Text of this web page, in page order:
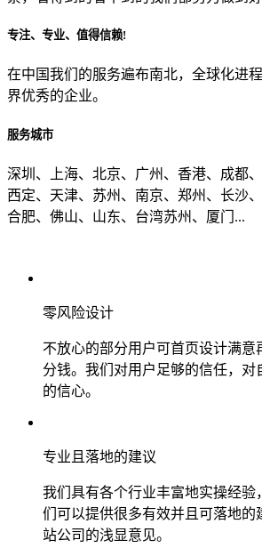
专注、专业、值得信赖!
在中国我们的服务遍布南北，全球化进
界优秀的企业。
服务城市
深圳、上海、北京、广州、香港、成都
西定、天津、苏州、南京、郑州、长沙
合肥、佛山、山东、台湾苏州、厦门...
零风险设计
不放心的部分用户可首页设计满意
分钱。我们对用户足够的信任，对
的信心。
专业且落地的建议
我们具有各个行业丰富地实操经验
们可以提供很多有效并且可落地的
站公司的浅显意见。